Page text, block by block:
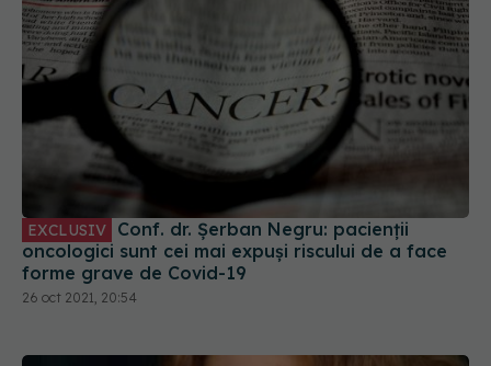
EXCLUSIV
oncologici sunt cei mai expuși riscului de a face
forme grave de Covid-19
26 oct 2021, 20:54